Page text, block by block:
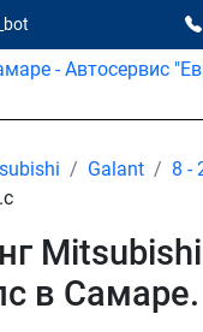
Galant
8 -
в Самаре.